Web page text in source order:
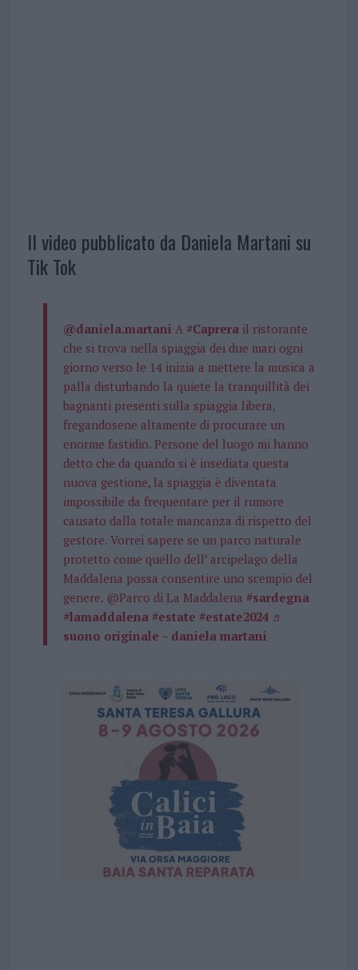
Il video pubblicato da Daniela Martani su
Tik Tok
@daniela.martani A #Caprerail ristorante
che si trova nella spiaggia dei due mari ogni
giorno verso le 14 inizia a mettere la musica a
palla disturbando la quiete la tranquillità dei
bagnanti presenti sulla spiaggia libera,
fregandosene altamente di procurare un
enorme fastidio. Persone del luogo mi hanno
detto che da quando si è insediata questa
nuova gestione, la spiaggia è diventata
impossibile da frequentare per il rumore
causato dalla totale mancanza di rispetto del
gestore. Vorrei sapere se un parco naturale
protetto come quello dell’ arcipelago della
Maddalena possa consentire uno scempio del
genere. @Parco di La Maddalena #sardegna
#lamaddalena #estate #estate2024 ♬
suono originale – daniela martani